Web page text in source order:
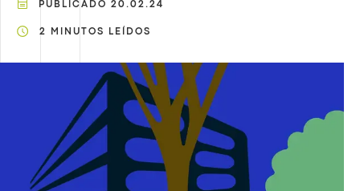
PUBLICADO 20.02.24
2 MINUTOS LEÍDOS